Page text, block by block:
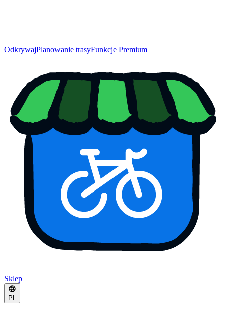
OdkrywajPlanowanie trasyFunkcje Premium
Sklep
PL